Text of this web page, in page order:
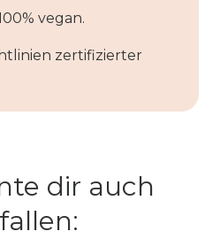
vegan.
zertifizierter
dir auch